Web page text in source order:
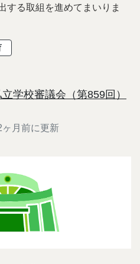
する取組を進めてまいりま
学校審議会（第859回）
月前に更新